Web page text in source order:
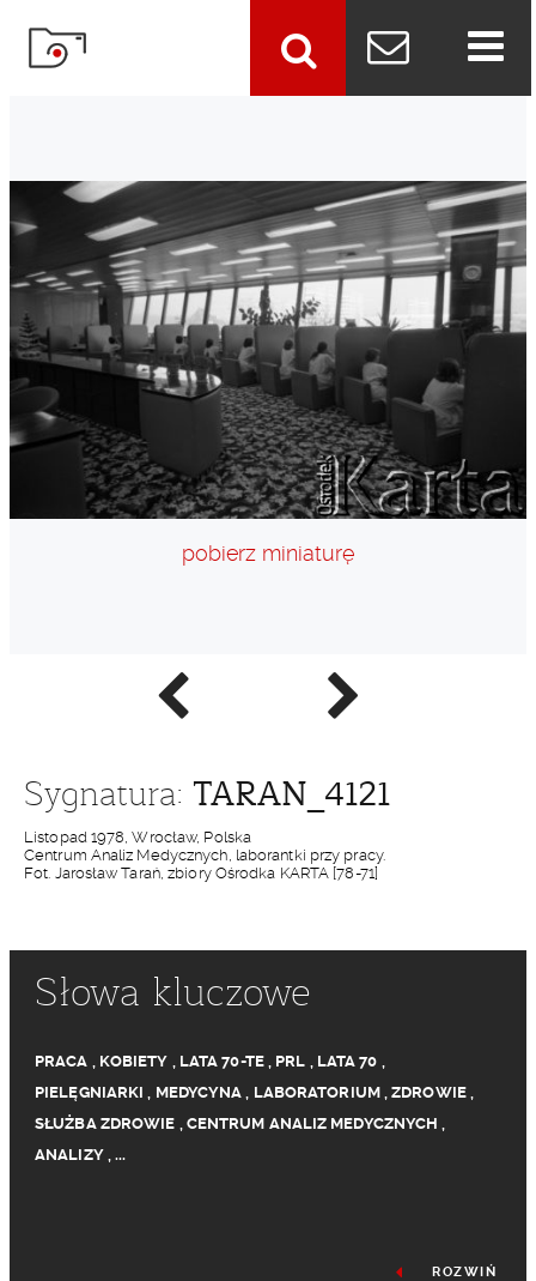
Poprzednie
zdjęcie
Następne
zdjęcie
pobierz miniaturę
Sygnatura: TARAN_4121
Listopad 1978, Wrocław, Polska
Centrum Analiz Medycznych, laborantki przy pracy.
Fot. Jarosław Tarań, zbiory Ośrodka KARTA [78-71]
Słowa kluczowe
PRACA , KOBIETY , LATA 70-TE, PRL , LATA 70 ,
PIELĘGNIARKI , MEDYCYNA , LABORATORIUM,ZDROWIE,
SŁUŻBA ZDROWIE , CENTRUM ANALIZ MEDYCZNYCH ,
ANALIZY,...
ROZWIŃ